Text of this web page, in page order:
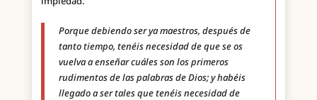
Porque debiendo ser ya maestros, después de
tanto tiempo, tenéis necesidad de que se os
vuelva a enseñar cuáles son los primeros
rudimentos de las palabras de Dios; y habéis
llegado a ser tales que tenéis necesidad de